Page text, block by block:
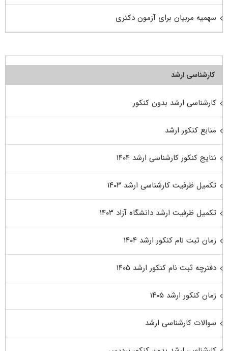
سهمیه مربیان برای آزمون دکتری
کارشناسی ارشد
کارشناسی ارشد بدون کنکور
منابع کنکور ارشد
نتایج کنکور کارشناسی ارشد ۱۴۰۴
تکمیل ظرفیت کارشناسی ارشد ۱۴۰۳
تکمیل ظرفیت ارشد دانشگاه آزاد ۱۴۰۳
زمان ثبت نام کنکور ارشد ۱۴۰۴
دفترچه ثبت نام کنکور ارشد ۱۴۰۵
زمان کنکور ارشد ۱۴۰۵
سوالات کارشناسی ارشد